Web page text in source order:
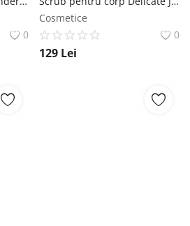
0
Cosmetice
0
129 Lei